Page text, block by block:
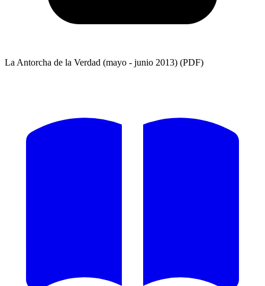
La Antorcha de la Verdad (mayo - junio 2013) (PDF)